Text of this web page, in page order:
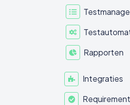
Rapporten
Integraties